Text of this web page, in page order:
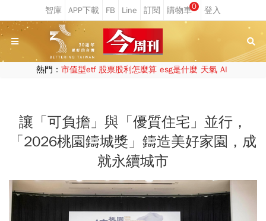
0
熱門： 市值型etf 股票股利怎麼算 esg是什麼 天氣 AI
讓「可負擔」與「優質住宅」並行，
「2026桃園鑄城獎」鑄造美好家園，成
就永續城市